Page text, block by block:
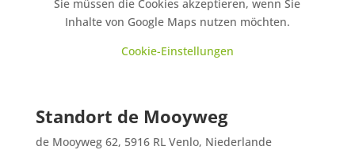
Sie müssen die Cookies akzeptieren, wenn Sie
Inhalte von Google Maps nutzen möchten.
Cookie-Einstellungen
Standort de Mooyweg
de Mooyweg 62, 5916 RL Venlo, Niederlande